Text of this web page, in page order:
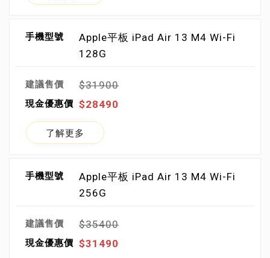
Apple平板 iPad Air 13 M4 Wi-Fi
128G
$31900
$28490
了解更多
Apple平板 iPad Air 13 M4 Wi-Fi
256G
$35400
$31490